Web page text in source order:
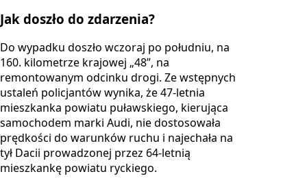
Jak doszło do zdarzenia?
Do wypadku doszło wczoraj po południu, na
160. kilometrze krajowej „48”, na
remontowanym odcinku drogi. Ze wstępnych
ustaleń policjantów wynika, że 47-letnia
mieszkanka powiatu puławskiego, kierująca
samochodem marki Audi, nie dostosowała
prędkości do warunków ruchu i najechała na
tył Dacii prowadzonej przez 64-letnią
mieszkankę powiatu ryckiego.